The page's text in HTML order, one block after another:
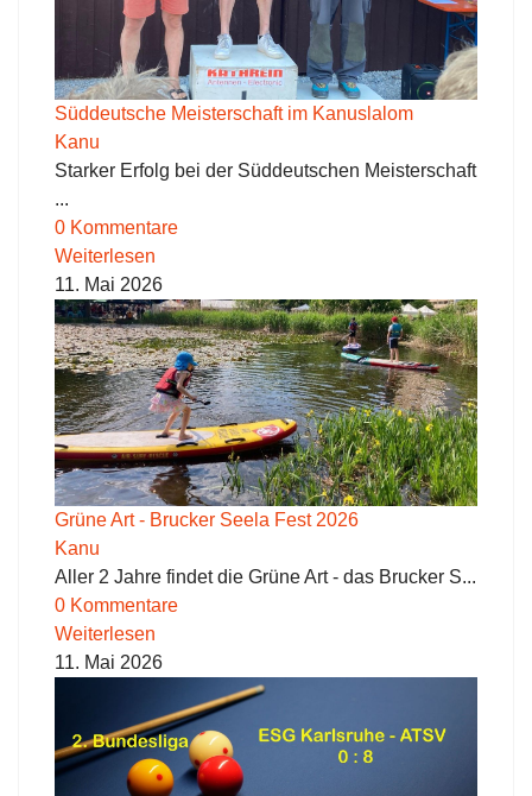
Süddeutsche Meisterschaft im Kanuslalom
Kanu
Starker Erfolg bei der Süddeutschen Meisterschaft
...
0 Kommentare
Weiterlesen
11. Mai 2026
Grüne Art - Brucker Seela Fest 2026
Kanu
Aller 2 Jahre findet die Grüne Art - das Brucker S...
0 Kommentare
Weiterlesen
11. Mai 2026